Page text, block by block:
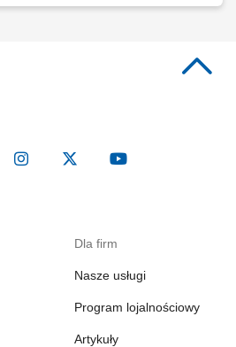
Dla firm
Nasze usługi
Program lojalnościowy
Artykuły